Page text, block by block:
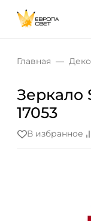
Главная
Зеркало
17053
В избранное